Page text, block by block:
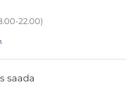
22.00)
saada